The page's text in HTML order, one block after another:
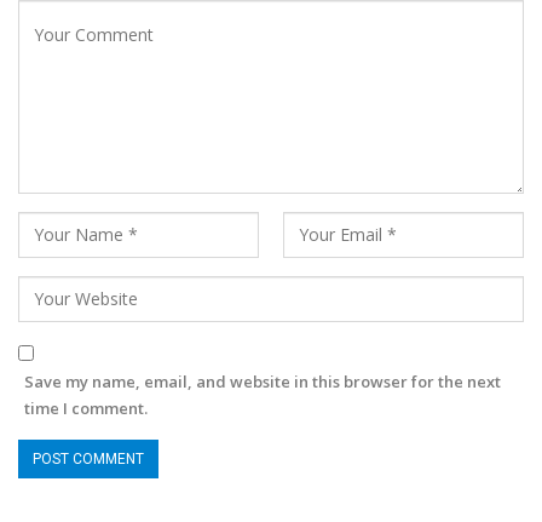
Save my name, email, and website in this browser for the next
time I comment.